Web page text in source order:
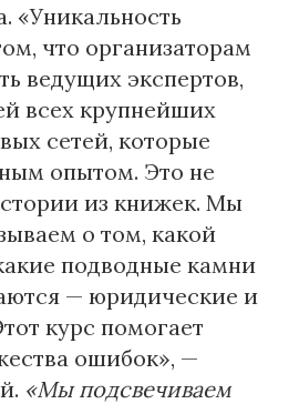
«Уникальность
что организаторам
ведущих экспертов,
всех крупнейших
сетей, которые
опытом. Это не
из книжек. Мы
о том, какой
подводные камни
— юридические и
курс помогает
ошибок», —
«Мы подсвечиваем